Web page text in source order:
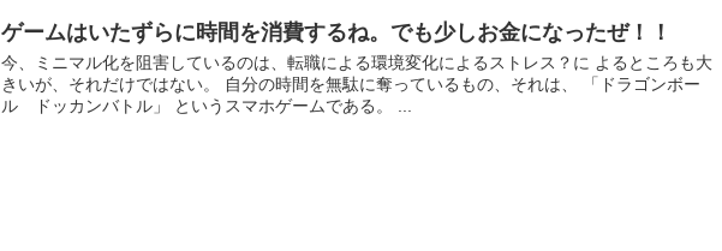
ゲームはいたずらに時間を消費するね。でも少しお金になったぜ！！
今、ミニマル化を阻害しているのは、転職による環境変化によるストレス？に よるところも大
きいが、それだけではない。 自分の時間を無駄に奪っているもの、それは、 「ドラゴンボー
ル ドッカンバトル」 というスマホゲームである。 ...